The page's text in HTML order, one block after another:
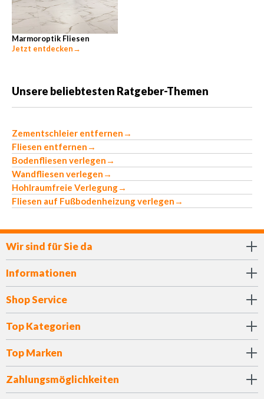
Marmoroptik Fliesen
Jetzt entdecken→
Unsere beliebtesten Ratgeber-Themen
Zementschleier entfernen →
Fliesen entfernen →
Bodenfliesen verlegen →
Wandfliesen verlegen →
Hohlraumfreie Verlegung→
Fliesen auf Fußbodenheizung verlegen →
Wir sind für Sie da
Informationen
Shop Service
Top Kategorien
Top Marken
Zahlungsmöglichkeiten